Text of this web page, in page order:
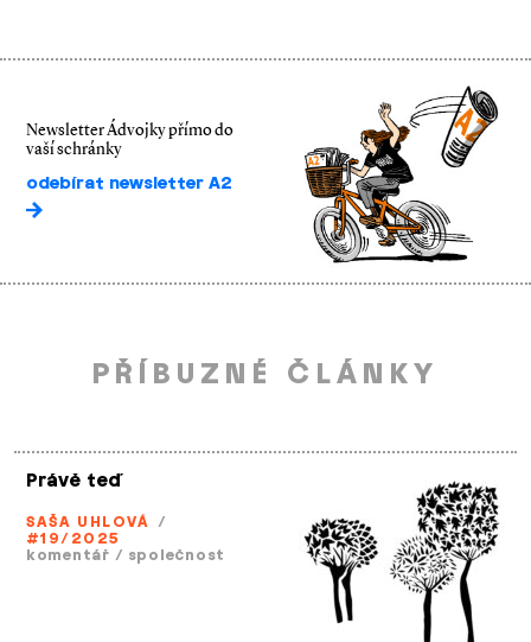
Newsletter Ádvojky přímo do
vaší schránky
odebírat newsletter A2
PŘÍBUZNÉ ČLÁNKY
Právě teď
SAŠA UHLOVÁ /
#19/2025
komentář / společnost